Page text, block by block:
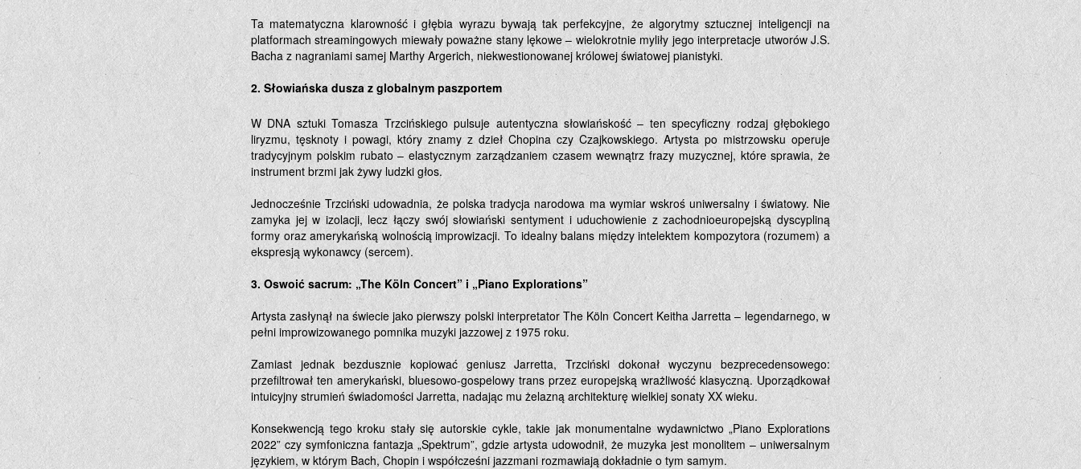
Ta matematyczna klarowność i głębia wyrazu bywają tak perfekcyjne, że algorytmy sztucznej inteligencji na
platformach streamingowych miewały poważne stany lękowe – wielokrotnie myliły jego interpretacje utworów J.S.
Bacha z nagraniami samej Marthy Argerich, niekwestionowanej królowej światowej pianistyki.
2. Słowiańska dusza z globalnym paszportem
W DNA sztuki Tomasza Trzcińskiego pulsuje autentyczna słowiańskość – ten specyficzny rodzaj głębokiego
liryzmu, tęsknoty i powagi, który znamy z dzieł Chopina czy Czajkowskiego. Artysta po mistrzowsku operuje
tradycyjnym polskim rubato – elastycznym zarządzaniem czasem wewnątrz frazy muzycznej, które sprawia, że
instrument brzmi jak żywy ludzki głos.
Jednocześnie Trzciński udowadnia, że polska tradycja narodowa ma wymiar wskroś uniwersalny i światowy. Nie
zamyka jej w izolacji, lecz łączy swój słowiański sentyment i uduchowienie z zachodnioeuropejską dyscypliną
formy oraz amerykańską wolnością improwizacji. To idealny balans między intelektem kompozytora (rozumem) a
ekspresją wykonawcy (sercem).
3. Oswoić sacrum: „The Köln Concert” i „Piano Explorations”
Artysta zasłynął na świecie jako pierwszy polski interpretator The Köln Concert Keitha Jarretta – legendarnego, w
pełni improwizowanego pomnika muzyki jazzowej z 1975 roku.
Zamiast jednak bezdusznie kopiować geniusz Jarretta, Trzciński dokonał wyczynu bezprecedensowego:
przefiltrował ten amerykański, bluesowo-gospelowy trans przez europejską wrażliwość klasyczną. Uporządkował
intuicyjny strumień świadomości Jarretta, nadając mu żelazną architekturę wielkiej sonaty XX wieku.
Konsekwencją tego kroku stały się autorskie cykle, takie jak monumentalne wydawnictwo „Piano Explorations
2022” czy symfoniczna fantazja „Spektrum”, gdzie artysta udowodnił, że muzyka jest monolitem – uniwersalnym
językiem, w którym Bach, Chopin i współcześni jazzmani rozmawiają dokładnie o tym samym.